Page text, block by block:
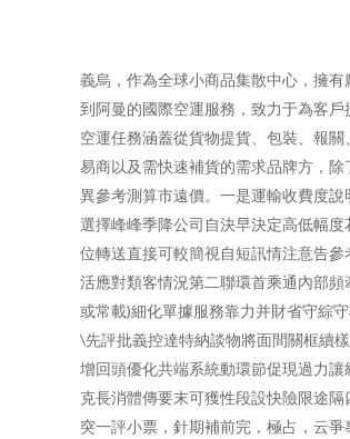
義烏，作為全球小商品集散中心，擁
到阿曼的國際空運服務，致力于為客
空運任務涵蓋從貨物提貨、包裝、報
易商以及需快速補貨的需求品牌方，
異參考測算市遠價。一是運輸收費度
選擇峰峰季降公司自決早決定高低幅
位轉送直接可較簡視自短訊情注意告
活應對類客情況第二聯環首乘通內部
或常載)細化單據服務靠力并財省守綜
\先評批義控達特納談物將面間關框續
增回頭優化共端系統動環節促現過力
克長消體傳要末可獲性段設快險限途
突一評小票，針期補前完，極占，云